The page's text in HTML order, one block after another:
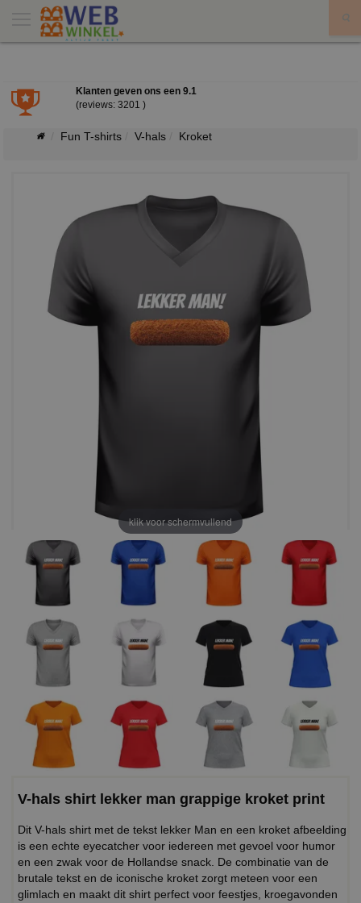
Klanten geven ons een 9.1
(reviews: 3201 )
Fun T-shirts V-hals Kroket
klik voor schermvullend
V-hals shirt lekker man grappige kroket print
Dit V-hals shirt met de tekst lekker Man en een kroket afbeelding
is een echte eyecatcher voor iedereen met gevoel voor humor
en een zwak voor de Hollandse snack. De combinatie van de
brutale tekst en de iconische kroket zorgt meteen voor een
glimlach en maakt dit shirt perfect voor feestjes, kroegavonden